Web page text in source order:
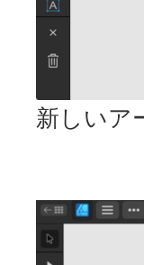
新しいア